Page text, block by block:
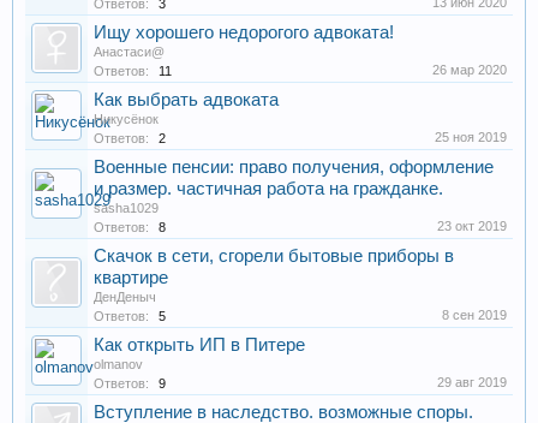
Ответов:
3
Ищу хорошего недорогого адвоката!
Анастаси@
Ответов:
11 26 мар 2020
Как выбрать адвоката
Никусёнок
Ответов:
2 25 ноя 2019
Военные пенсии: право получения, оформление
и размер. частичная работа на гражданке.
sasha1029
Ответов:
8 23 окт 2019
Скачок в сети, сгорели бытовые приборы в
квартире
ДенДеныч
Ответов:
5 8 сен 2019
Как открыть ИП в Питере
olmanov
Ответов:
9 29 авг 2019
Вступление в наследство. возможные споры.